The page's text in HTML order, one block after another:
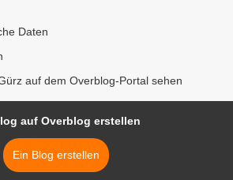
Daten
auf dem Overblog-Portal sehen
auf Overblog erstellen
Ein Blog erstellen